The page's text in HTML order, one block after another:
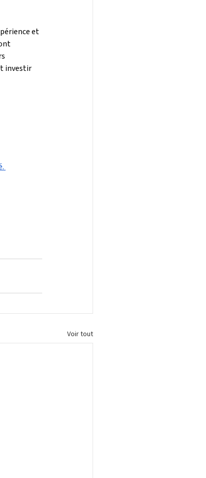
et
investir
Voir tout